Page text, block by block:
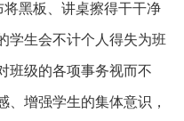
黑板、讲桌擦得干干净
学生会不计个人得失为班
班级的各项事务视而不
、增强学生的集体意识，